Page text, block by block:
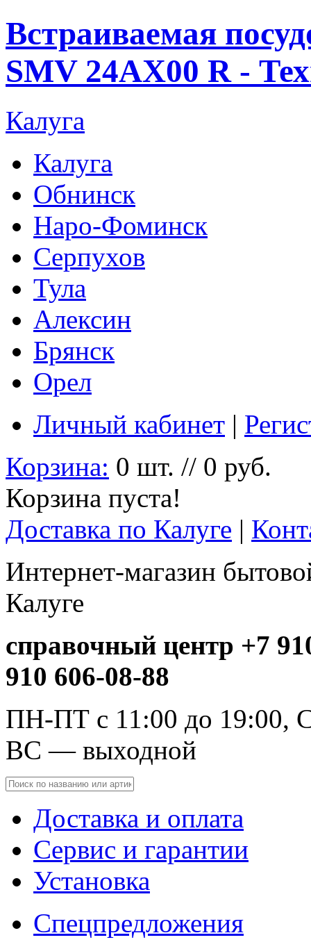
Встраиваемая
SMV 24AX00 R -
Калуга
Калуга
Обнинск
Наро-Фоминск
Серпухов
Тула
Алексин
Брянск
Орел
Личный кабинет |
Корзина: 0 шт. // 0 руб.
Корзина пуста!
Доставка по Калуге |
Интернет-магазин
Калуге
справочный центр +7
910 606-08-88
ПН-ПТ с 11:00 до 19:00,
ВС — выходной
Доставка и оплата
Сервис и гарантии
Установка
Спецпредложения